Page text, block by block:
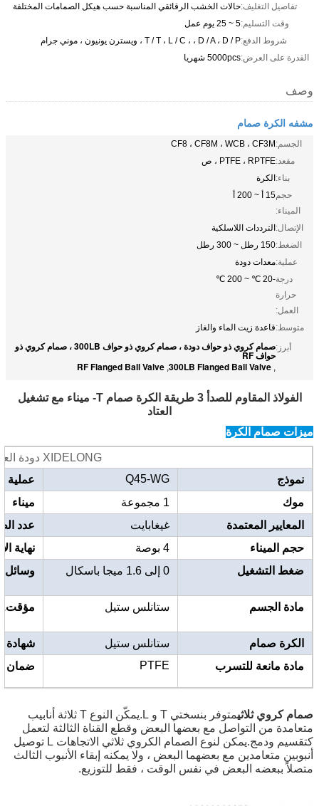
تفاصيل التغليف:حالات الخشب الرقائقي المناسبة حسب هيكل الصمامات المختلفة
وقت التسليم:5 ~ 25 يوم عمل
شروط الدفع:T / T ، L / C ، ، D / A ، D / P ، ويسترن يونيون ، موني جرام
القدرة على العرض:5000pcs شهريا
وصف
مشفه الكرة صمام
الجسم:CF8 ، CF8M ، WCB ، CF3M
مقعد:PTFE ، RPTFE ، ص
بناء:الكرة
حجم
الميناء:
15 أ ~ 200 أ
الإتصال:الترددات اللاسلكية
الضغط:150 رطل ~ 300 رطل
عملية:معدات دودة
درجة
حرارة
العمل:
-20 ℃ ~ 200 ℃
متوسط:قاعدة زيت الماء والغاز
أبرز:
صمام كروي ذو حواف دودة ، صمام كروي ذو حواف 300LB ، صمام كروي ذو
حواف RF
,
300LB Flanged Ball Valve
,
RF Flanged Ball Valve
الفولاذ المقاوم للصدأ 3 طريقة الكرة صمام T- ميناء مع تشغيل
العتاد
ميزات صمام الكرة
XIDELONG دودة العتاد ثلاثي صمام الفولاذ المقاوم للصدأ شفة الكرة
نموذج
Q45-WG
عملية
موك
1 مجموعة
ميناء
المعايير المعتمدة
غيغابايت
عدد
حجم الميناء
4 بوصة
نهاية
ضغط التشغيل
0 إلى 1.6 ميجا باسكال وسائل
مادة الجسم ستانلس ستيل
الكرة صمام ستانلس ستيل
شهادة
مادة مانعة للتسرب
PTFE ضمان
صمام كروي ثلاثي
متوفر بنسختي T و L.يمكّن النوع T ثلاثة أنابيب
متعامدة من التواصل مع بعضها البعض وقطع القناة الثالثة لتعمل
كتقسيم ودمج.يمكن لنوع الصمام الكروي ثلاثي الاتجاهات L توصيل
أنبوبين متعامدين مع بعضهما البعض ، ولا يمكنه إبقاء الأنبوب الثالث
متصلاً ببعضه البعض في نفس الوقت ، فقط للتوزيع.